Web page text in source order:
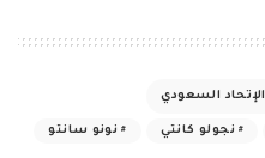
الإتحاد السعودي
نجولو كانتي نونو سانتو